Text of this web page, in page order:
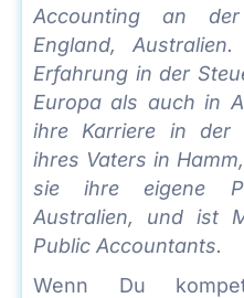
Accounting an
England,
Erfahrung in der
Europa als auch in
ihre Karriere in der
ihres Vaters in
sie ihre eigene
Australien, und ist
Public Accountants.
Wenn Du